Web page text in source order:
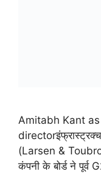
Amitabh Kant
(Larsen & Toubro
कंपनी के बोर्ड ने पूर्व